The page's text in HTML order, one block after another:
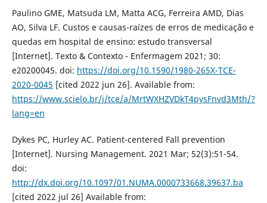
Paulino GME, Matsuda LM, Matta ACG, Ferreira AMD, Dias
AO, Silva LF. Custos e causas-raízes de erros de medicação e
quedas em hospital de ensino: estudo transversal
[Internet]. Texto & Contexto - Enfermagem 2021; 30:
e20200045. doi: https://doi.org/10.1590/1980-265X-TCE-
2020-0045 [cited 2022 jun 26]. Available from:
https://www.scielo.br/j/tce/a/MrtWXHZVDkT4pysFnvd3Mth/?
lang=en
Dykes PC, Hurley AC. Patient-centered Fall prevention
[Internet]. Nursing Management. 2021 Mar; 52(3):51-54.
doi:
http://dx.doi.org/10.1097/01.NUMA.0000733668.39637.ba
[cited 2022 jul 26] Available from: